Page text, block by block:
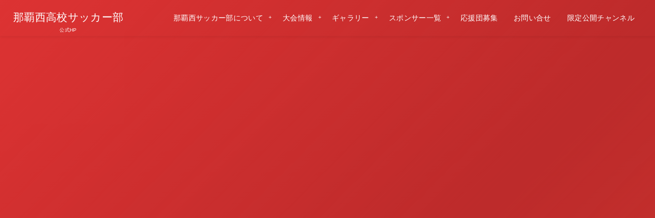
那覇西高校サッカー部
公式HP
那覇西サッカー部について 大会情報 ギャラリー スポンサー一覧 応援団募集 お問い合せ 限定公開チャンネル